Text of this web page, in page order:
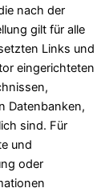
nach der
gilt für alle
Links und
eingerichteten
Datenbanken,
sind. Für
und
oder